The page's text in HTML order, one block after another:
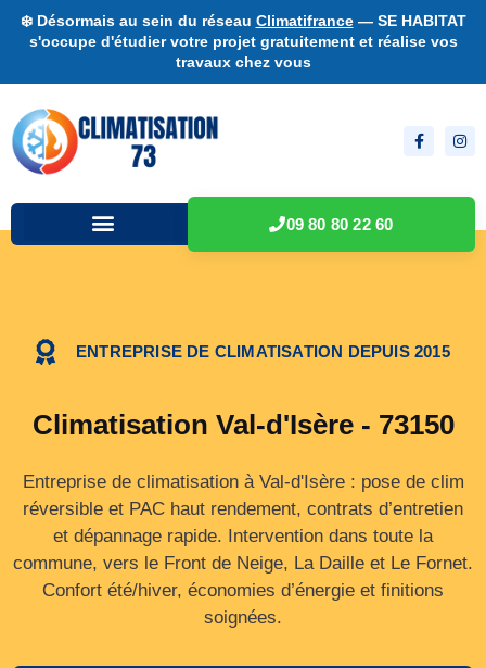
❄️ Désormais au sein du réseau Climatifrance— SE HABITAT
s'occupe d'étudier votre projet gratuitement et réalise vos
travaux chez vous
09 80 80 22 60
ENTREPRISE DE CLIMATISATION DEPUIS 2015
Climatisation Val-d'Isère - 73150
Entreprise de climatisation à Val-d'Isère : pose de clim
réversible et PAC haut rendement, contrats d’entretien
et dépannage rapide. Intervention dans toute la
commune, vers le Front de Neige, La Daille et Le Fornet.
Confort été/hiver, économies d’énergie et finitions
soignées.